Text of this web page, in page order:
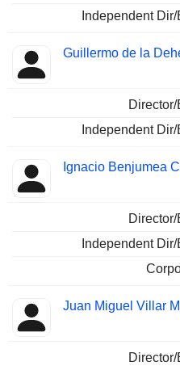
Independent
Guillermo de la
Independent
Ignacio Benjumea
Independent
Juan Miguel Villar